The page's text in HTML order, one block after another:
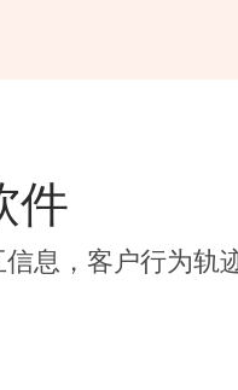
件
息，客户行为轨